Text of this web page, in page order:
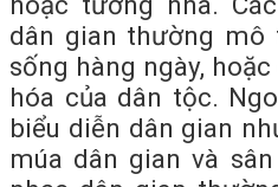
dân gian thường mô
sống hàng ngày,
hóa của dân tộc.
biểu diễn dân gian
múa dân gian và